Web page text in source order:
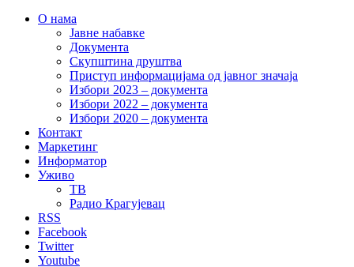
О нама
Јавне набавке
Документа
Скупштина друштва
Приступ информацијама од јавног значаја
Избори 2023 – документа
Избори 2022 – документа
Избори 2020 – документа
Контакт
Маркетинг
Информатор
Уживо
ТВ
Радио Крагујевац
RSS
Facebook
Twitter
Youtube